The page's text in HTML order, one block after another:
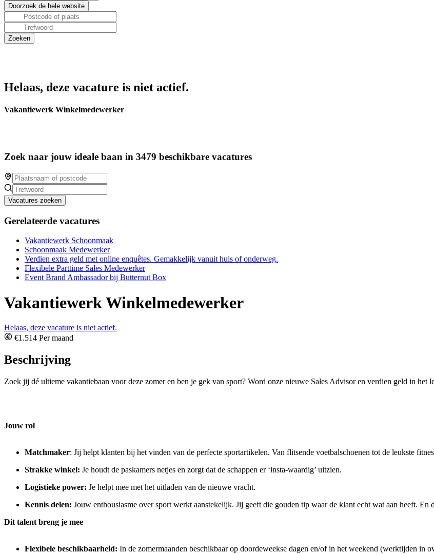
Helaas, deze vacature is niet actief.
Vakantiewerk Winkelmedewerker
Zoek naar jouw ideale baan in 3479 beschikbare vacatures
Vacatures zoeken
Gerelateerde vacatures
Vakantiewerk Schoonmaak
Schoonmaak Medewerker
Verdien extra geld met online enquêtes. Gemakkelijk vanuit huis of onderweg.
Flexibele Parttime Sales Medewerker
Event Brand Ambassador bij Butternut Box
Vakantiewerk Winkelmedewerker
Helaas, deze vacature is niet actief.
€1.514 Per maand
Beschrijving
Zoek jij dé ultieme vakantiebaan voor deze zomer en ben je gek van sport? Word onze nieuwe Sales Advisor en verdien geld in het
Jouw rol
Matchmaker: Jij helpt klanten bij het vinden van de perfecte sportartikelen. Van flitsende voetbalschoenen tot de leukste
Strakke winkel: Je houdt de paskamers netjes en zorgt dat de schappen er ‘insta-waardig’ uitzien.
Logistieke power: Je helpt mee met het uitladen van de nieuwe vracht.
Kennis delen: Jouw enthousiasme over sport werkt aanstekelijk. Jij geeft die gouden tip waar de klant echt wat aan heeft. En
Dit talent breng je mee
Flexibele beschikbaarheid: In de zomermaanden beschikbaar op doordeweekse dagen en/of in het weekend (werktijden in